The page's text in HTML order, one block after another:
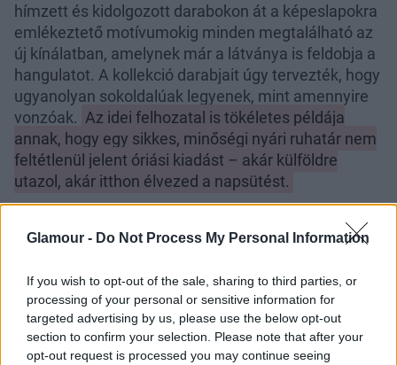
Glamour - Do Not Process My Personal Information
If you wish to opt-out of the sale, sharing to third parties, or
processing of your personal or sensitive information for
targeted advertising by us, please use the below opt-out
section to confirm your selection. Please note that after your
opt-out request is processed you may continue seeing
hímzett és kidolgozott darabokon át a képeslapokra
emlékeztető motívumokig minden megtalálható az
új kínálatban, amelynek már a látványa is feldobja a
hangulatot. A kollekció darabjait úgy tervezték, hogy
ugyanolyan sokoldalúak legyenek, mint amennyire
vonzóak. Az idei felhozatal is tökéletes példája
annak, hogy egy sikkes, minőségi nyári ruhatár nem
feltétlenül jelent óriási kiadást – akár külföldre
utazol, akár itthon élvezed a napsütést.
„La Dolce Vita” életérzés
az egész családnak
Legyen szó női, férfi- vagy gyermekruházatról,
fürdőruhákról, kiegészítőkről vagy épp kényelmes
hálóruhákról, ebből a kollekcióból mindenki
kiválaszthatja a kedvenceit. A főszerepben idén a